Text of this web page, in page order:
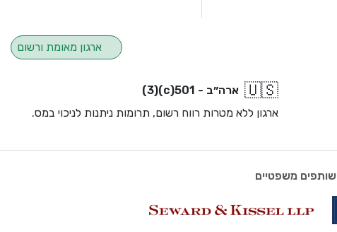
ארגון מאומת ורשום
🇺🇸 ארה״ב - 501(c)(3)
ארגון ללא מטרות רווח רשום, תרומות ניתנות לניכוי במס.
שותפים משפטיים